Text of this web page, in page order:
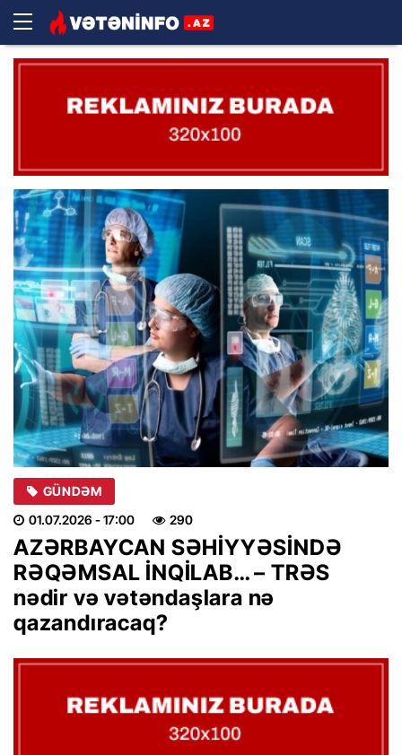
GÜNDƏM
01.07.2026 - 17:00 290
AZƏRBAYCAN SƏHİYYƏSİNDƏ
RƏQƏMSAL İNQİLAB… – TRƏS
nədir və vətəndaşlara nə
qazandıracaq?